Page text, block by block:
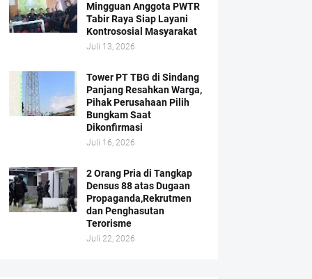
Mingguan Anggota PWTR
Tabir Raya Siap Layani
Kontrososial Masyarakat
Juli 13, 2026
Tower PT TBG di Sindang
Panjang Resahkan Warga,
Pihak Perusahaan Pilih
Bungkam Saat
Dikonfirmasi
Juli 16, 2026
2 Orang Pria di Tangkap
Densus 88 atas Dugaan
Propaganda,Rekrutmen
dan Penghasutan
Terorisme
Juli 22, 2026